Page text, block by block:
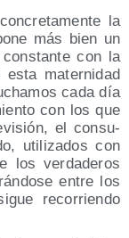
la
más bien un
con la
mater­ni­dad
cada día
con los que
el con­su­
uti­li­za­dos con
los ver­da­de­ros
entre los
reco­rrien­do